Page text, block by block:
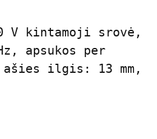
V kintamoji srovė,
apsukos per
ilgis: 13 mm,